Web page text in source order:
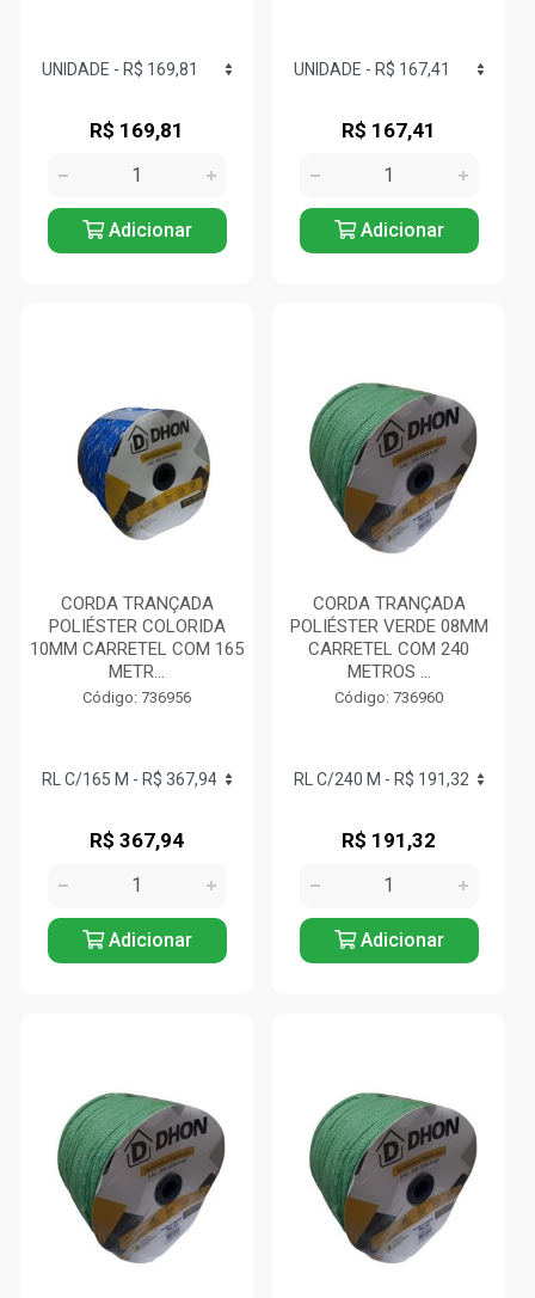
R$ 169,81
Adicionar
R$ 167,41
Adicionar
CORDA TRANÇADA
POLIÉSTER COLORIDA
10MM CARRETEL COM 165
METR...
Código: 736956
R$ 367,94
Adicionar
CORDA TRANÇADA
POLIÉSTER VERDE 08MM
CARRETEL COM 240
METROS ...
Código: 736960
R$ 191,32
Adicionar